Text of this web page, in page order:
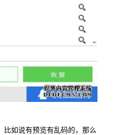
如说有预览有乱码的，那么